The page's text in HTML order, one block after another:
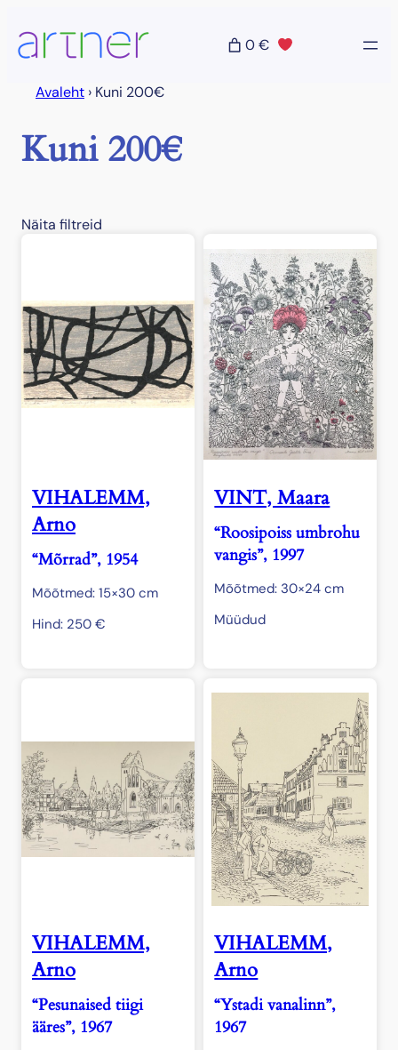
sisu
juurde
0 €
Avaleht › Kuni 200€
Kuni 200€
Näita filtreid
VIHALEMM,
Arno
“Mõrrad”, 1954
Mõõtmed: 15×30 cm
Hind: 250 €
VINT, Maara
“Roosipoiss umbrohu
vangis”, 1997
Mõõtmed: 30×24 cm
Müüdud
VIHALEMM,
Arno
“Pesunaised tiigi
ääres”, 1967
VIHALEMM,
Arno
“Ystadi vanalinn”,
1967